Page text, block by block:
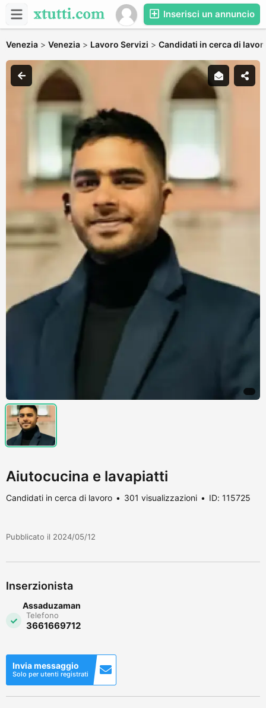
Inserisci un annuncio
Venezia > Venezia > Lavoro Servizi > Candidati in cerca di
Aiutocucina e lavapiatti
Candidati in cerca di lavoro 301 visualizzazioni ID: 115725
Pubblicato il 2024/05/12
Inserzionista
Assaduzaman
Telefono
3661669712
Invia messaggio
Solo per utenti registrati